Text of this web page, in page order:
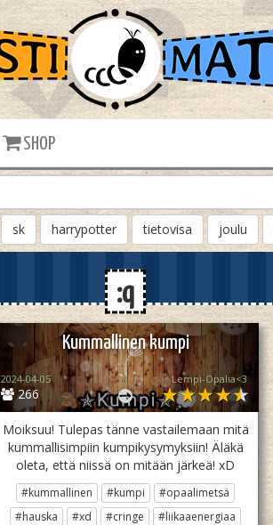
SHOP
sk harrypotter tietovisa joulu
:q
Kummallinen kumpi
266
2024-04-05 Lempi-Opalia<3
Moiksuu! Tulepas tänne vastailemaan mitä
kummallisimpiin kumpikysymyksiin! Äläkä
oleta, että niissä on mitään järkeä! xD
#kummallinen #kumpi
#opaalimetsä
#hauska
#xd #cringe
#liikaaenergiaa